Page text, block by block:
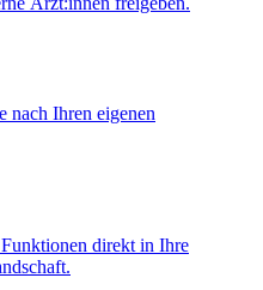
nach Ihren eigenen
direkt in Ihre